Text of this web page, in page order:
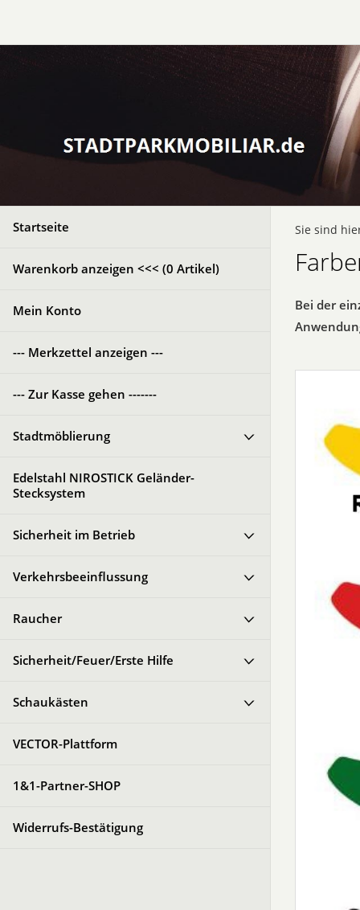
Startseite
Warenkorb anzeigen <<< (0 Artikel)
Mein Konto
--- Merkzettel anzeigen ---
--- Zur Kasse gehen -------
Stadtmöblierung
Edelstahl NIROSTICK Geländer-
Stecksystem
Sicherheit im Betrieb
Verkehrsbeeinflussung
Raucher
Sicherheit/Feuer/Erste Hilfe
Schaukästen
VECTOR-Plattform
1&1-Partner-SHOP
Widerrufs-Bestätigung
Sie sind
Bei der